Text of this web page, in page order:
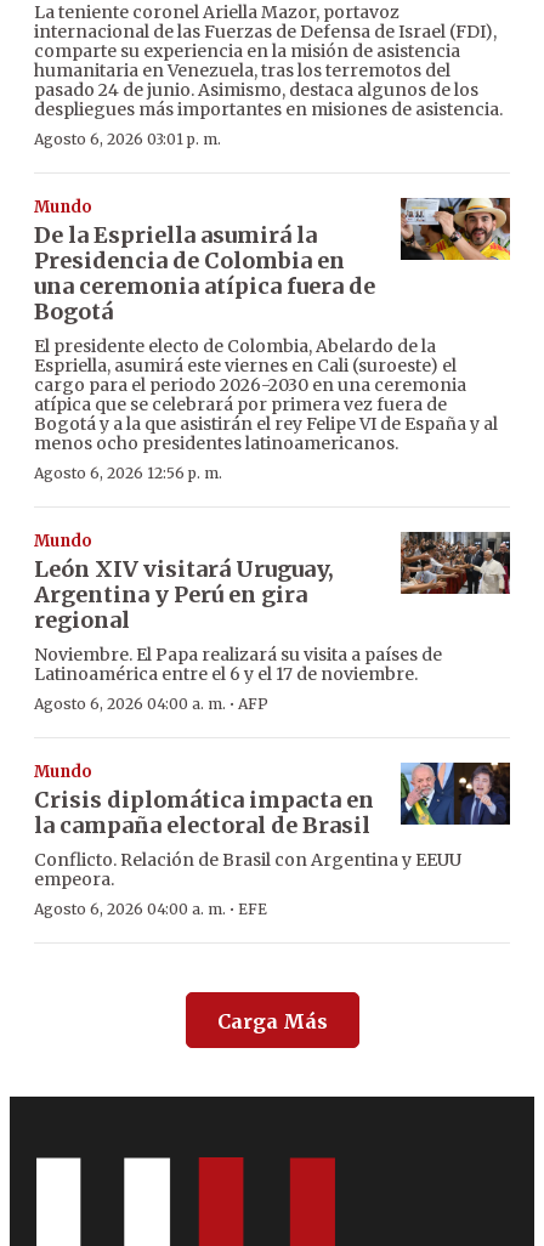
La teniente coronel Ariella Mazor, portavoz
internacional de las Fuerzas de Defensa de Israel (FDI),
comparte su experiencia en la misión de asistencia
humanitaria en Venezuela, tras los terremotos del
pasado 24 de junio. Asimismo, destaca algunos de los
despliegues más importantes en misiones de asistencia.
Agosto 6, 2026 03:01 p. m.
Mundo
De la Espriella asumirá la
Presidencia de Colombia en
una ceremonia atípica fuera de
Bogotá
El presidente electo de Colombia, Abelardo de la
Espriella, asumirá este viernes en Cali (suroeste) el
cargo para el periodo 2026-2030 en una ceremonia
atípica que se celebrará por primera vez fuera de
Bogotá y a la que asistirán el rey Felipe VI de España y al
menos ocho presidentes latinoamericanos.
Agosto 6, 2026 12:56 p. m.
Mundo
León XIV visitará Uruguay,
Argentina y Perú en gira
regional
Noviembre. El Papa realizará su visita a países de
Latinoamérica entre el 6 y el 17 de noviembre.
Agosto 6, 2026 04:00 a. m. · AFP
Mundo
Crisis diplomática impacta en
la campaña electoral de Brasil
Conflicto. Relación de Brasil con Argentina y EEUU
empeora.
Agosto 6, 2026 04:00 a. m. · EFE
Carga Más